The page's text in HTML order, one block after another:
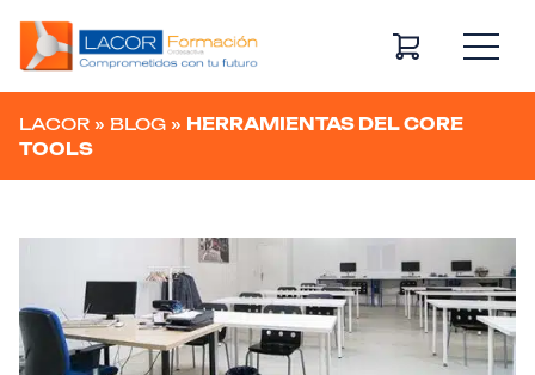
Navegación principal
LACOR » BLOG » HERRAMIENTAS DEL CORE
TOOLS